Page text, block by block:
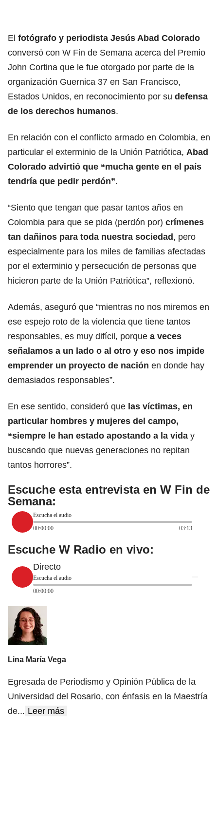
El fotógrafo y periodista Jesús Abad Colorado
conversó con W Fin de Semana acerca del Premio
John Cortina que le fue otorgado por parte de la
organización Guernica 37 en San Francisco,
Estados Unidos, en reconocimiento por su defensa
de los derechos humanos.
En relación con el conflicto armado en Colombia, en
particular el exterminio de la Unión Patriótica, Abad
Colorado advirtió que “mucha gente en el país
tendría que pedir perdón”.
“Siento que tengan que pasar tantos años en
Colombia para que se pida (perdón por) crímenes
tan dañinos para toda nuestra sociedad, pero
especialmente para los miles de familias afectadas
por el exterminio y persecución de personas que
hicieron parte de la Unión Patriótica”, reflexionó.
Además, aseguró que “mientras no nos miremos en
ese espejo roto de la violencia que tiene tantos
responsables, es muy difícil, porque a veces
señalamos a un lado o al otro y eso nos impide
emprender un proyecto de nación en donde hay
demasiados responsables”.
En ese sentido, consideró que las víctimas, en
particular hombres y mujeres del campo,
“siempre le han estado apostando a la vida y
buscando que nuevas generaciones no repitan
tantos horrores”.
Escuche esta entrevista en W Fin de
Semana:
Escucha el audio
00:00:00
03:13
Escuche W Radio en vivo:
Directo
Escucha el audio
00:00:00
Lina María Vega
Egresada de Periodismo y Opinión Pública de la
Universidad del Rosario, con énfasis en la Maestría
de... Leer más